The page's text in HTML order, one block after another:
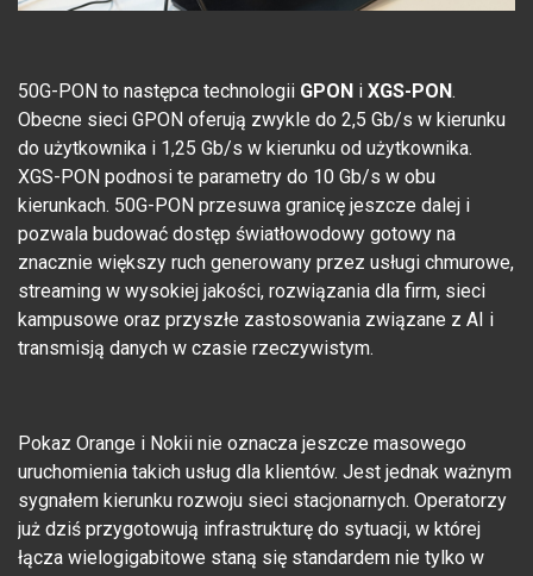
50G-PON to następca technologii GPON i XGS-PON.
Obecne sieci GPON oferują zwykle do 2,5 Gb/s w kierunku
do użytkownika i 1,25 Gb/s w kierunku od użytkownika.
XGS-PON podnosi te parametry do 10 Gb/s w obu
kierunkach. 50G-PON przesuwa granicę jeszcze dalej i
pozwala budować dostęp światłowodowy gotowy na
znacznie większy ruch generowany przez usługi chmurowe,
streaming w wysokiej jakości, rozwiązania dla firm, sieci
kampusowe oraz przyszłe zastosowania związane z AI i
transmisją danych w czasie rzeczywistym.
Pokaz Orange i Nokii nie oznacza jeszcze masowego
uruchomienia takich usług dla klientów. Jest jednak ważnym
sygnałem kierunku rozwoju sieci stacjonarnych. Operatorzy
już dziś przygotowują infrastrukturę do sytuacji, w której
łącza wielogigabitowe staną się standardem nie tylko w